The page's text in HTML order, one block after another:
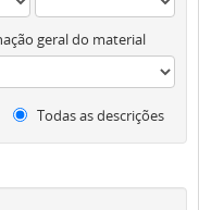
geral do material
Todas as descrições